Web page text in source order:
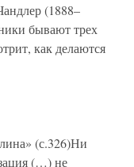
(1888–
бывают трех
как делаются
(с.326)Ни
(…) не